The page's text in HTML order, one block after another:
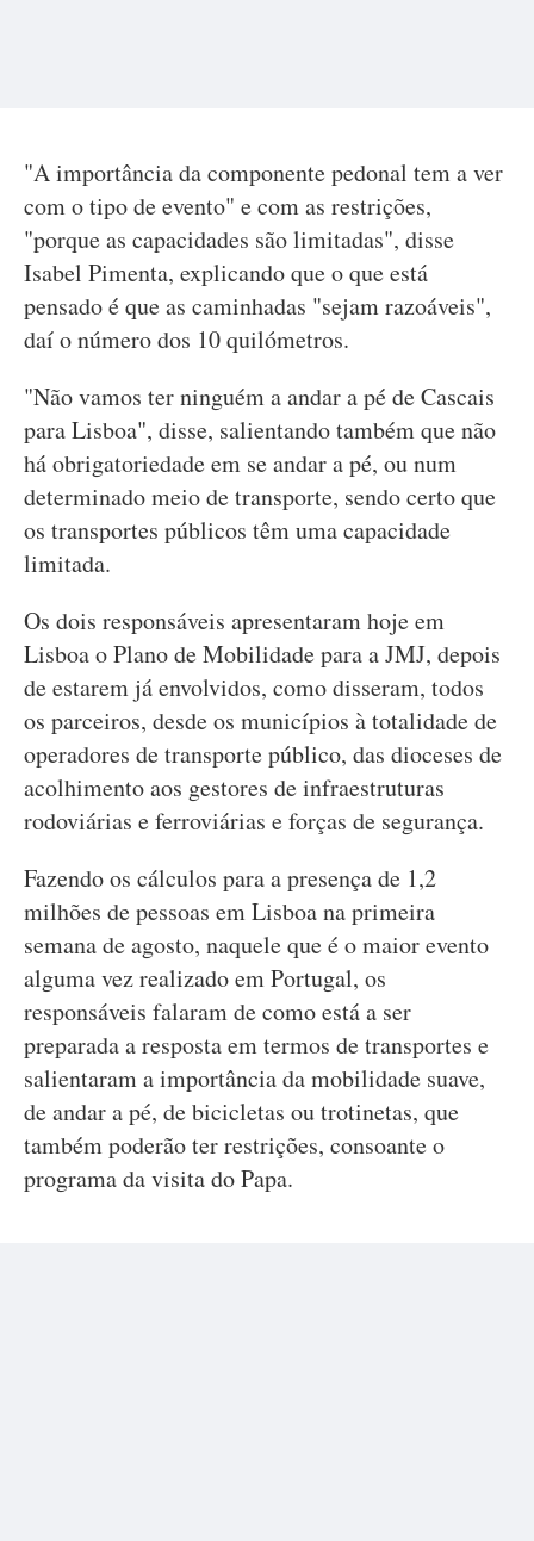
"A importância da componente pedonal tem a ver
com o tipo de evento" e com as restrições,
"porque as capacidades são limitadas", disse
Isabel Pimenta, explicando que o que está
pensado é que as caminhadas "sejam razoáveis",
daí o número dos 10 quilómetros.
"Não vamos ter ninguém a andar a pé de Cascais
para Lisboa", disse, salientando também que não
há obrigatoriedade em se andar a pé, ou num
determinado meio de transporte, sendo certo que
os transportes públicos têm uma capacidade
limitada.
Os dois responsáveis apresentaram hoje em
Lisboa o Plano de Mobilidade para a JMJ, depois
de estarem já envolvidos, como disseram, todos
os parceiros, desde os municípios à totalidade de
operadores de transporte público, das dioceses de
acolhimento aos gestores de infraestruturas
rodoviárias e ferroviárias e forças de segurança.
Fazendo os cálculos para a presença de 1,2
milhões de pessoas em Lisboa na primeira
semana de agosto, naquele que é o maior evento
alguma vez realizado em Portugal, os
responsáveis falaram de como está a ser
preparada a resposta em termos de transportes e
salientaram a importância da mobilidade suave,
de andar a pé, de bicicletas ou trotinetas, que
também poderão ter restrições, consoante o
programa da visita do Papa.